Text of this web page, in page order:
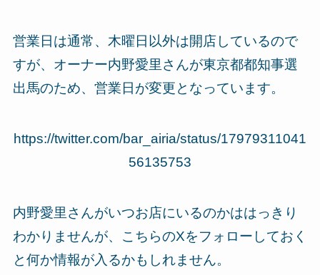
営業日は通常、木曜日以外は開店しているので
すが、オーナー内野愛里さんが東京都都知事選
出馬のため、営業日が変更となっています。
https://twitter.com/bar_airia/status/17979311041
56135753
内野愛里さんがいつお店にいるのかははっきり
わかりませんが、こちらのXをフォローしておく
と何か情報が入るかもしれません。